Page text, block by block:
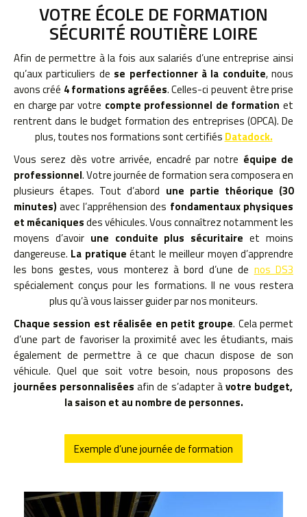
VOTRE ÉCOLE DE FORMATION
SÉCURITÉ ROUTIÈRE LOIRE
Afin de permettre à la fois aux salariés d’une entreprise ainsi
qu’aux particuliers de se perfectionner à la conduite, nous
avons créé 4 formations agréées. Celles-ci peuvent être prise
en charge par votre compte professionnel de formation et
rentrent dans le budget formation des entreprises (OPCA). De
plus, toutes nos formations sont certifiés Datadock.
Vous serez dès votre arrivée, encadré par notre équipe de
professionnel. Votre journée de formation sera composera en
plusieurs étapes. Tout d’abord une partie théorique (30
minutes) avec l’appréhension des fondamentaux physiques
et mécaniquesdes véhicules. Vous connaîtrez notamment les
moyens d’avoir une conduite plus sécuritaire et moins
dangereuse. La pratique étant le meilleur moyen d’apprendre
les bons gestes, vous monterez à bord d’une de nos DS3
spécialement conçus pour les formations. Il ne vous restera
plus qu’à vous laisser guider par nos moniteurs.
Chaque session est réalisée en petit groupe. Cela permet
d’une part de favoriser la proximité avec les étudiants, mais
également de permettre à ce que chacun dispose de son
véhicule. Quel que soit votre besoin, nous proposons des
journées personnalisées afin de s’adapter àvotre budget,
la saison et au nombre de personnes.
Exemple d’une journée de formation